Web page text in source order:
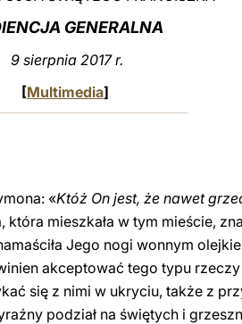
GENERALNA
9 sierpnia 2017 r.
[Multimedia]
«Któż On jest, że nawet
która mieszkała w tym mieście,
Jego nogi wonnym
akceptować tego typu
się z nimi w ukryciu, także z
podział na świętych i